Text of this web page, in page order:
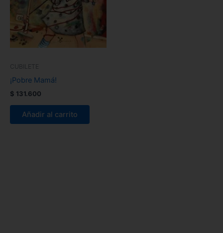
CUBILETE
¡Pobre Mamá!
$ 131.600
Añadir al carrito